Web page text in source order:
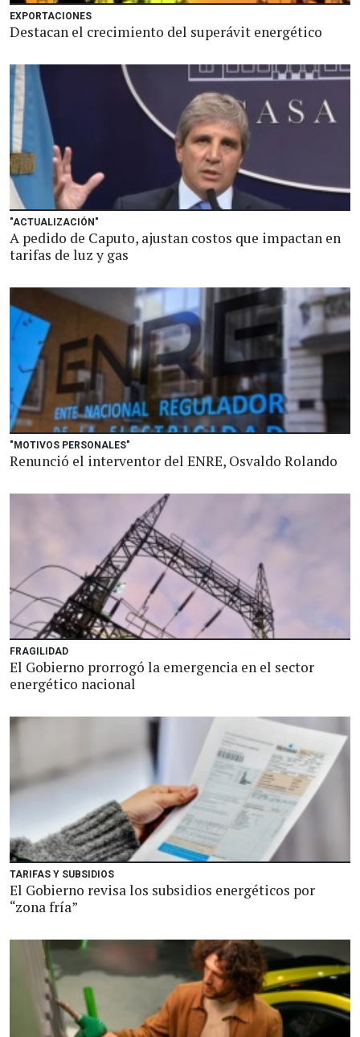
EXPORTACIONES
Destacan el crecimiento del superávit energético
"ACTUALIZACIÓN"
A pedido de Caputo, ajustan costos que impactan en
tarifas de luz y gas
"MOTIVOS PERSONALES"
Renunció el interventor del ENRE, Osvaldo Rolando
FRAGILIDAD
El Gobierno prorrogó la emergencia en el sector
energético nacional
TARIFAS Y SUBSIDIOS
El Gobierno revisa los subsidios energéticos por
“zona fría”